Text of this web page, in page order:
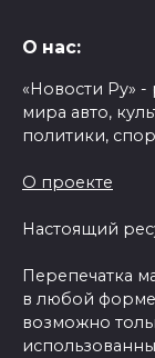
О нас:
«Новости Ру»
мира авто,
политики,
О проекте
Настоящий
Перепечатка
в любой
возможно